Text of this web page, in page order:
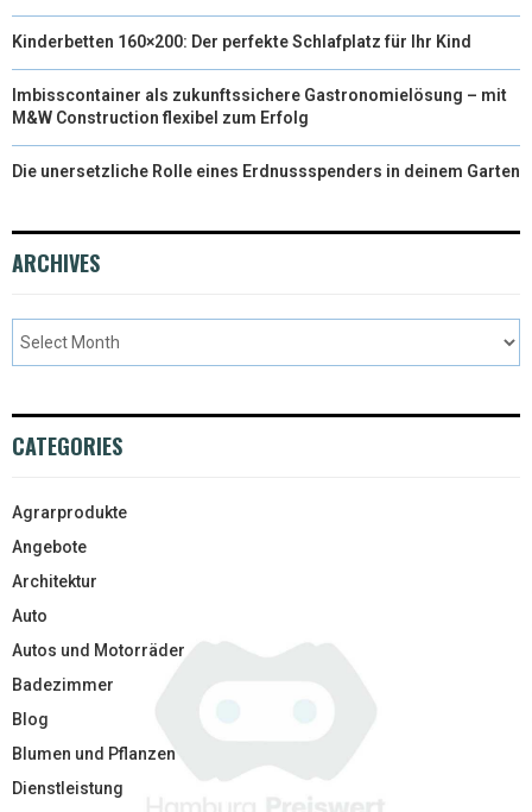
Kinderbetten 160×200: Der perfekte Schlafplatz für Ihr Kind
Imbisscontainer als zukunftssichere Gastronomielösung – mit
M&W Construction flexibel zum Erfolg
Die unersetzliche Rolle eines Erdnussspenders in deinem Garten
ARCHIVES
CATEGORIES
Agrarprodukte
Angebote
Architektur
Auto
Autos und Motorräder
Badezimmer
Blog
Blumen und Pflanzen
Dienstleistung